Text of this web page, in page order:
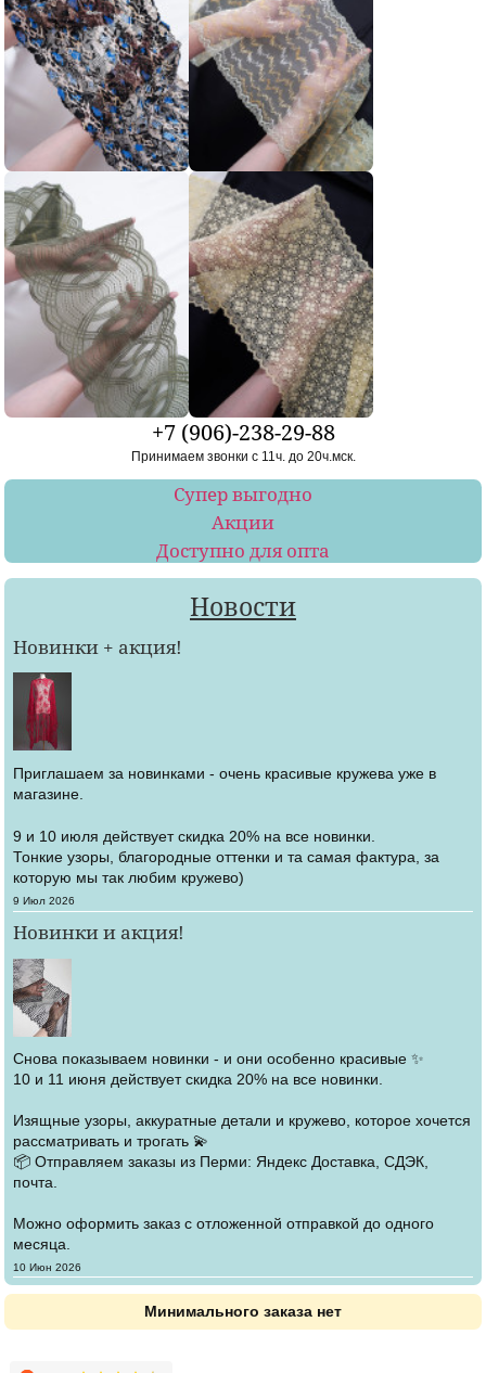
+7 (906)-238-29-88
Принимаем звонки с 11ч. до 20ч.мск.
Супер выгодно
Акции
Доступно для опта
Новости
Новинки + акция!
Приглашаем за новинками - очень красивые кружева уже в
магазине.
9 и 10 июля действует скидка 20% на все новинки.
Тонкие узоры, благородные оттенки и та самая фактура, за
которую мы так любим кружево)
Создано
9 Июл 2026
Новинки и акция!
Снова показываем новинки - и они особенно красивые ✨
10 и 11 июня действует скидка 20% на все новинки.
Изящные узоры, аккуратные детали и кружево, которое хочется
рассматривать и трогать 💫
📦 Отправляем заказы из Перми: Яндекс Доставка, СДЭК,
почта.
Можно оформить заказ с отложенной отправкой до одного
месяца.
Создано
10 Июн 2026
Минимального заказа нет